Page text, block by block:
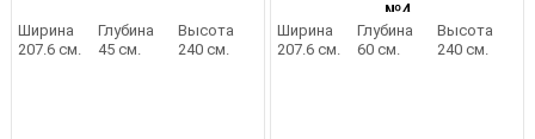
Ширина
207.6 см.
Глубина
45 см.
Высота
240 см.
№4
Ширина
207.6 см.
Глубина
60 см.
Высота
240 см.